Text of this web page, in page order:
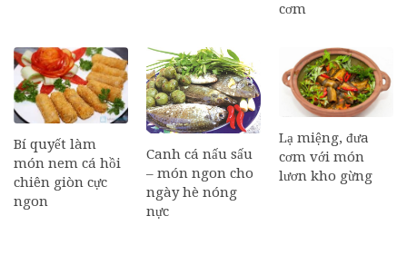
cơm
Bí quyết làm
món nem cá hồi
chiên giòn cực
ngon
Canh cá nấu sấu
– món ngon cho
ngày hè nóng
nực
Lạ miệng, đưa
cơm với món
lươn kho gừng